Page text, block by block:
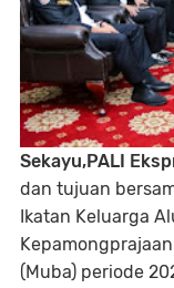
Sekayu,PALI
dan tujuan
Ikatan Keluarga
(Muba) periode